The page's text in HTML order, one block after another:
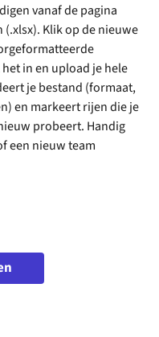
vanaf de pagina
(.xlsx). Klik op de nieuwe
in en upload je hele
je bestand (formaat,
en markeert rijen die je
probeert. Handig
een nieuw team